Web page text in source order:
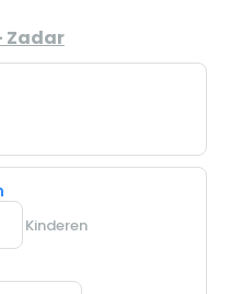
Zadar
Kinderen